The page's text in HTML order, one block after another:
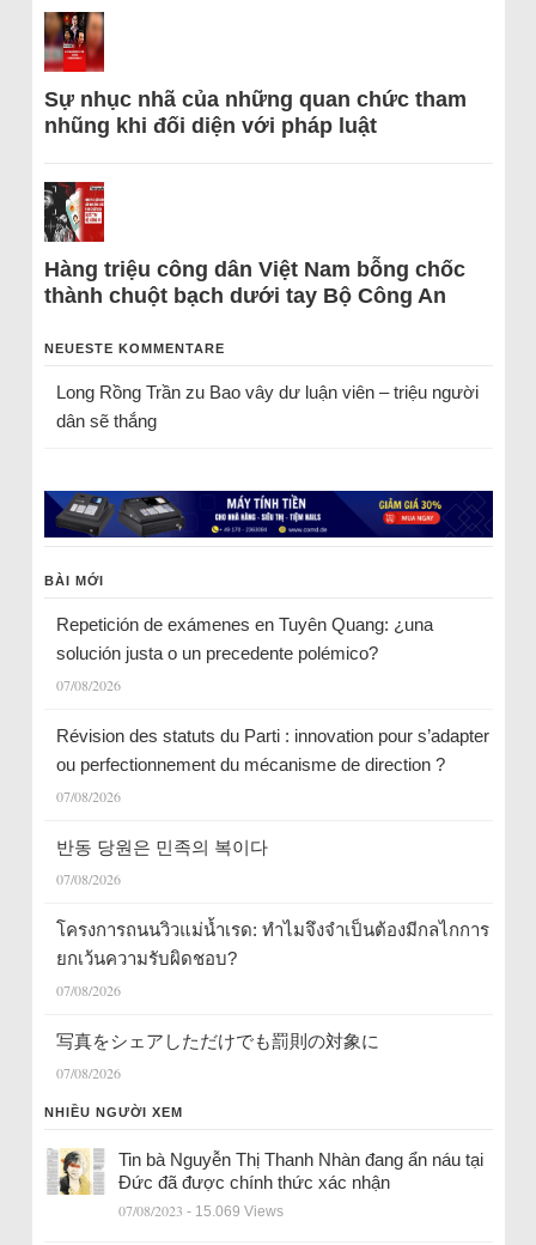
Sự nhục nhã của những quan chức tham
nhũng khi đối diện với pháp luật
Hàng triệu công dân Việt Nam bỗng chốc
thành chuột bạch dưới tay Bộ Công An
NEUESTE KOMMENTARE
Long Rồng Trầnzu Bao vây dư luận viên – triệu người
dân sẽ thắng
BÀI MỚI
Repetición de exámenes en Tuyên Quang: ¿una
solución justa o un precedente polémico?
07/08/2026
Révision des statuts du Parti : innovation pour s’adapter
ou perfectionnement du mécanisme de direction ?
07/08/2026
반동 당원은 민족의 복이다
07/08/2026
โครงการถนนวิวแม่น้ำเรด: ทำไมจึงจำเป็นต้องมีกลไกการ
ยกเว้นความรับผิดชอบ?
07/08/2026
写真をシェアしただけでも罰則の対象に
07/08/2026
NHIỀU NGƯỜI XEM
Tin bà Nguyễn Thị Thanh Nhàn đang ẩn náu tại
Đức đã được chính thức xác nhận
07/08/2023 - 15.069 Views